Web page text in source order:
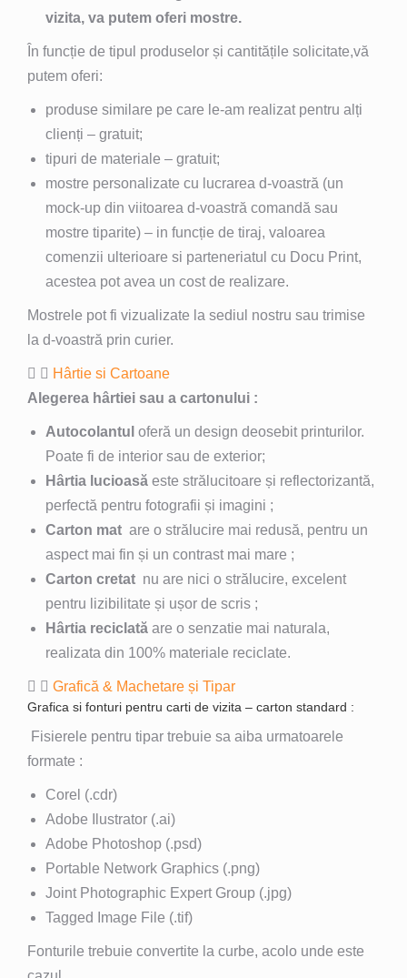
vizita, va putem oferi mostre.
În funcție de tipul produselor și cantitățile solicitate,vă
putem oferi:
produse similare pe care le-am realizat pentru alți
clienți – gratuit;
tipuri de materiale – gratuit;
mostre personalizate cu lucrarea d-voastră (un
mock-up din viitoarea d-voastră comandă sau
mostre tiparite) – in funcție de tiraj, valoarea
comenzii ulterioare si parteneriatul cu Docu Print,
acestea pot avea un cost de realizare.
Mostrele pot fi vizualizate la sediul nostru sau trimise
la d-voastră prin curier.
Hârtie si Cartoane
Alegerea hârtiei sau a cartonului :
Autocolantul oferă un design deosebit printurilor.
Poate fi de interior sau de exterior;
Hârtia lucioasă este strălucitoare și reflectorizantă,
perfectă pentru fotografii și imagini ;
Carton mat are o strălucire mai redusă, pentru un
aspect mai fin și un contrast mai mare ;
Carton cretat nu are nici o strălucire, excelent
pentru lizibilitate și ușor de scris ;
Hârtia reciclată are o senzatie mai naturala,
realizata din 100% materiale reciclate.
Grafică & Machetare și Tipar
Grafica si fonturi pentru carti de vizita – carton standard :
Fisierele pentru tipar trebuie sa aiba urmatoarele
formate :
Corel (.cdr)
Adobe Ilustrator (.ai)
Adobe Photoshop (.psd)
Portable Network Graphics (.png)
Joint Photographic Expert Group (.jpg)
Tagged Image File (.tif)
Fonturile trebuie convertite la curbe, acolo unde este